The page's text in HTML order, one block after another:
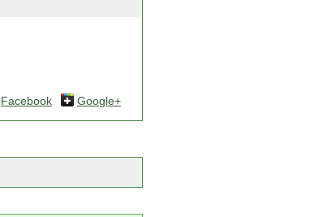
Facebook Google+